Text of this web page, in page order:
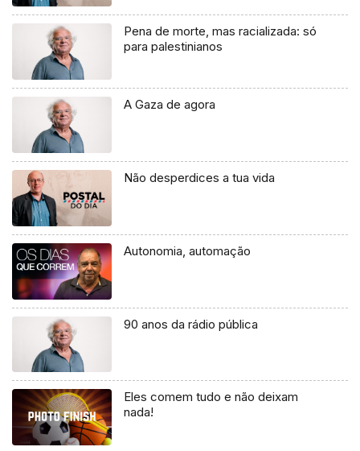
Pena de morte, mas racializada: só
para palestinianos
A Gaza de agora
Não desperdices a tua vida
Autonomia, automação
90 anos da rádio pública
Eles comem tudo e não deixam
nada!